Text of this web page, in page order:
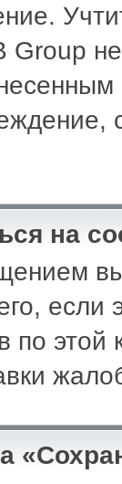
на
вы
этой